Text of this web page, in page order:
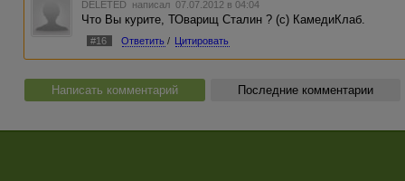
DELETED написал 07.07.2012 в 04:04
Что Вы курите, ТОварищ Сталин ? (с) КамедиКлаб.
#16 Ответить / Цитировать
Написать комментарий Последние комментарии